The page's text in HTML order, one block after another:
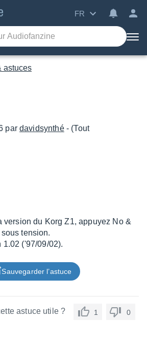
FR
astuces
pardavidsynthé- (Tout
version du Korg Z1, appuyez No &
tension.
1.02 ('97/09/02).
Sauvegarder l’astuce
astuce utile ? 1 0